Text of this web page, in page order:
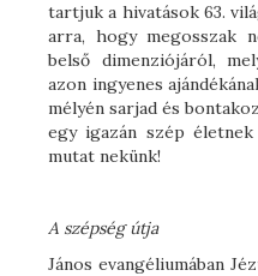
tartjuk a hivatások 63.
arra, hogy megosszak
belső dimenziójáról,
azon ingyenes
mélyén sarjad és
egy igazán szép
mutat nekünk!
A szépség útja
János evangéliumában